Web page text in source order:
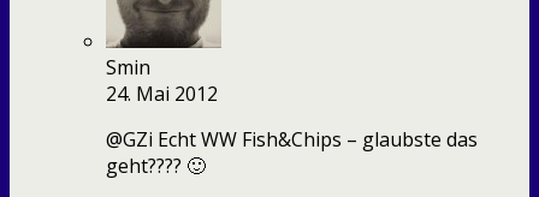
Smin
24. Mai 2012
@GZi Echt WW Fish&Chips – glaubste das
geht???? 🙂